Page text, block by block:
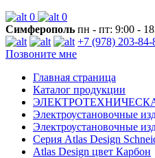
0
0
Симферополь пн - пт: 9:00 -
+7 (978) 203-84-
Позвоните мне
Главная страница
Каталог продукции
Электроустановочные
Электроустановочные
Серия Atlas Design
Atlas Design цвет Карбон